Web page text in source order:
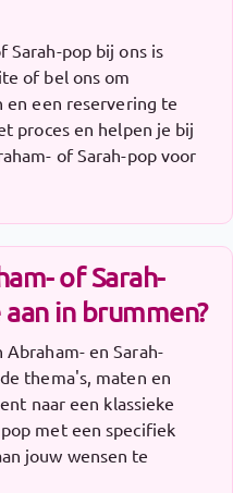
Sarah-pop bij ons is
of bel ons om
en een reservering te
proces en helpen je bij
of Sarah-pop voor
of Sarah-
in brummen?
Abraham- en Sarah-
thema's, maten en
naar een klassieke
met een specifiek
jouw wensen te